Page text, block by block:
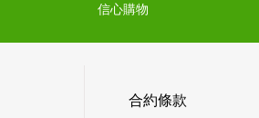
信心購物
合約條款